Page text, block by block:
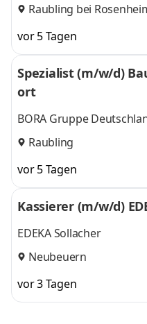
Raubling bei
vor 5 Tagen
Spezialist (m/w/d)
ort
BORA Gruppe
Raubling
vor 5 Tagen
Kassierer (m/w/d)
EDEKA Sollacher
Neubeuern
vor 3 Tagen